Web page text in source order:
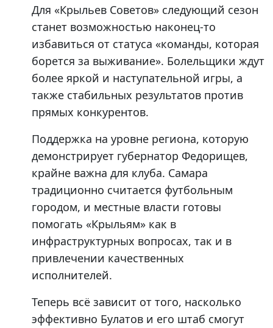
Для «Крыльев Советов» следующий сезон
станет возможностью наконец-то
избавиться от статуса «команды, которая
борется за выживание». Болельщики ждут
более яркой и наступательной игры, а
также стабильных результатов против
прямых конкурентов.
Поддержка на уровне региона, которую
демонстрирует губернатор Федорищев,
крайне важна для клуба. Самара
традиционно считается футбольным
городом, и местные власти готовы
помогать «Крыльям» как в
инфраструктурных вопросах, так и в
привлечении качественных
исполнителей.
Теперь всё зависит от того, насколько
эффективно Булатов и его штаб смогут